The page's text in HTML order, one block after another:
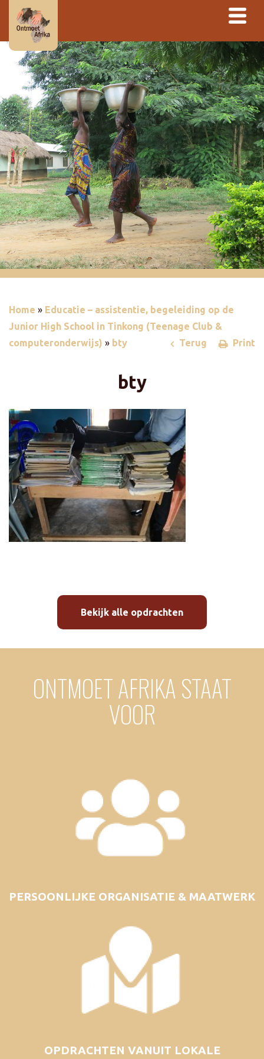
Home » Educatie – assistentie, begeleiding op de
Junior High School in Tinkong (Teenage Club &
computeronderwijs) » bty Print
Terug
bty
Bekijk alle opdrachten
ONTMOET AFRIKA STAAT
VOOR
PERSOONLIJKE ORGANISATIE & MAATWERK
OPDRACHTEN VANUIT LOKALE